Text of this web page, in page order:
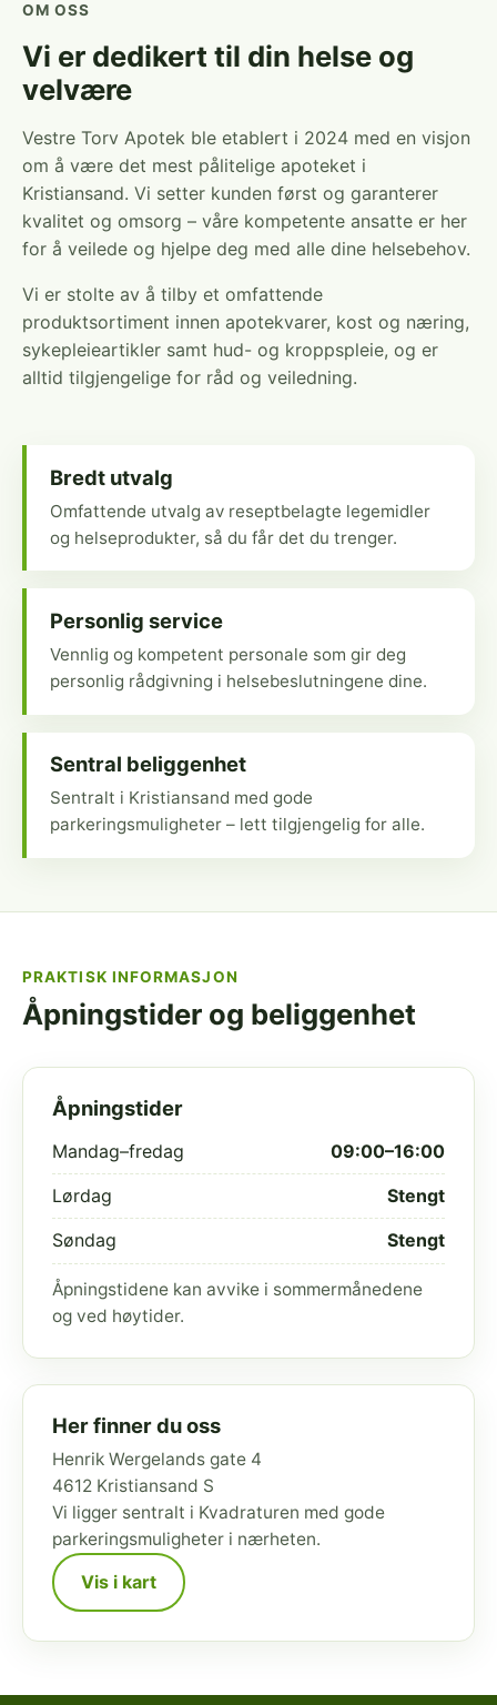
OM OSS
Vi er dedikert til din helse og
velvære
Vestre Torv Apotek ble etablert i 2024 med en visjon
om å være det mest pålitelige apoteket i
Kristiansand. Vi setter kunden først og garanterer
kvalitet og omsorg – våre kompetente ansatte er her
for å veilede og hjelpe deg med alle dine helsebehov.
Vi er stolte av å tilby et omfattende
produktsortiment innen apotekvarer, kost og næring,
sykepleieartikler samt hud- og kroppspleie, og er
alltid tilgjengelige for råd og veiledning.
Bredt utvalg
Omfattende utvalg av reseptbelagte legemidler
og helseprodukter, så du får det du trenger.
Personlig service
Vennlig og kompetent personale som gir deg
personlig rådgivning i helsebeslutningene dine.
Sentral beliggenhet
Sentralt i Kristiansand med gode
parkeringsmuligheter – lett tilgjengelig for alle.
PRAKTISK INFORMASJON
Åpningstider og beliggenhet
Åpningstider
Mandag–fredag 09:00–16:00
Lørdag Stengt
Søndag Stengt
Åpningstidene kan avvike i sommermånedene
og ved høytider.
Her finner du oss
Henrik Wergelands gate 4
4612 Kristiansand S
Vi ligger sentralt i Kvadraturen med gode
parkeringsmuligheter i nærheten.
Vis i kart